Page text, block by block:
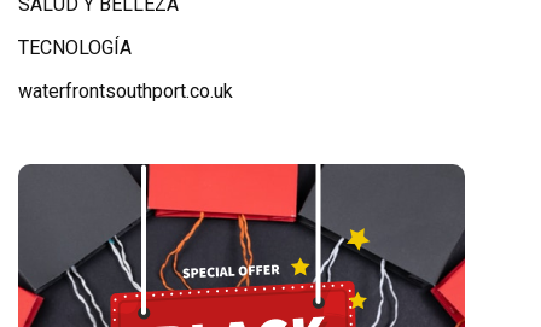
TECNOLOGÍA
waterfrontsouthport.co.uk